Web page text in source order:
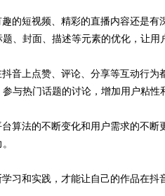
的短视频、精彩的直播内容还是有
、封面、描述等元素的优化，让用
音上点赞、评论、分享等互动行
与热门话题的讨论，增加用户粘性
算法的不断变化和用户需求的不
习和实践，才能让自己的作品在